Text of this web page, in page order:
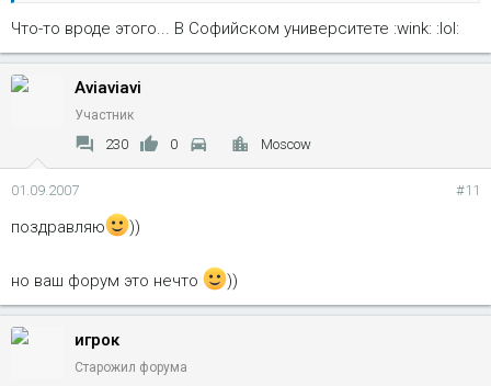
Что-то вроде этого... В Софийском университете :wink: :lol:
Aviaviavi
Участник
230 0 Moscow
01.09.2007 #11
поздравляю ))
но ваш форум это нечто ))
игрок
Старожил форума